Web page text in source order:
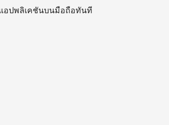
อปพลิเคชันบนมือถือทันที